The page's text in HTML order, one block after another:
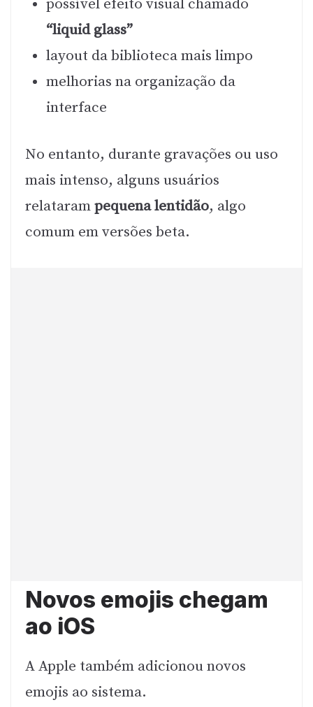
possível efeito visual chamado
“liquid glass”
layout da biblioteca mais limpo
melhorias na organização da
interface
No entanto, durante gravações ou uso
mais intenso, alguns usuários
relatarampequena lentidão, algo
comum em versões beta.
Novos emojis chegam
ao iOS
A Apple também adicionou novos
emojis ao sistema.